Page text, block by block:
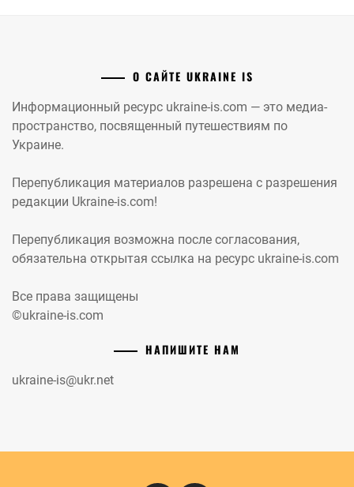
О САЙТЕ UKRAINE IS
Информационный ресурс ukraine-is.com — это медиа-
пространство, посвященный путешествиям по
Украине.
Перепубликация материалов разрешена с разрешения
редакции Ukraine-is.com!
Перепубликация возможна после согласования,
обязательна открытая ссылка на ресурс ukraine-is.com
Все права защищены
©ukraine-is.com
НАПИШИТЕ НАМ
ukraine-is@ukr.net